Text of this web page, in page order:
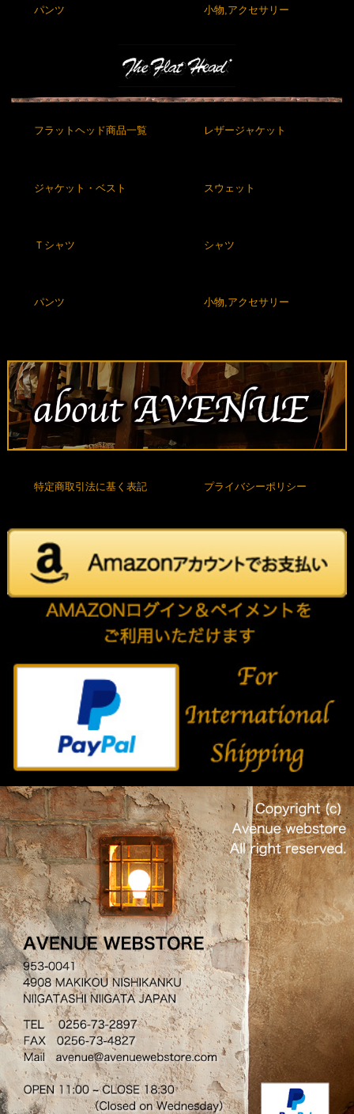
パンツ 小物,アクセサリー
フラットヘッド商品一覧 レザージャケット
ジャケット・ベスト スウェット
Ｔシャツ シャツ
パンツ 小物,アクセサリー
特定商取引法に基く表記 プライバシーポリシー